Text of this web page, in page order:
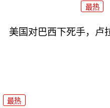
最热
美国对巴西下死手，卢
最热